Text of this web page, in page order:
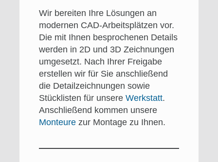
Wir bereiten Ihre Lösungen an
modernen CAD-Arbeitsplätzen vor.
Die mit Ihnen besprochenen Details
werden in 2D und 3D Zeichnungen
umgesetzt. Nach Ihrer Freigabe
erstellen wir für Sie anschließend
die Detailzeichnungen sowie
Stücklisten für unsere Werkstatt.
Anschließend kommen unsere
Monteure zur Montage zu Ihnen.